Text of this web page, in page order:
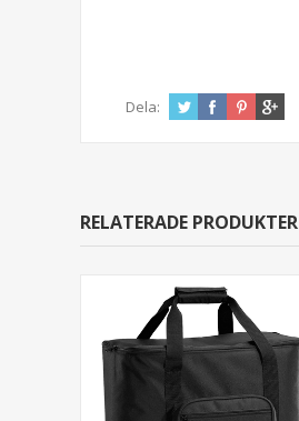
Dela:
RELATERADE PRODUKTER